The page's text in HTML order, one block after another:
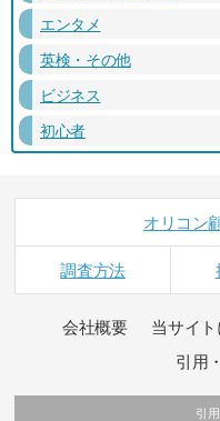
エンタメ
英検・その他
ビジネス
初心者
オリコン
調査方法
会社概要 当サイ
引用
引